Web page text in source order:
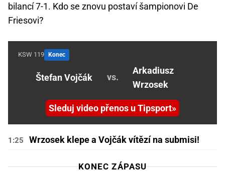
bilancí 7-1. Kdo se znovu postaví šampionovi De
Friesovi?
KSW 119 Konec
Štefan Vojčák vs.
Arkadiusz
Wrzosek
Sleduj video přenos u Tipsport
1:25 Wrzosek klepe a Vojčák vítězí na submisi!
KONEC ZÁPASU